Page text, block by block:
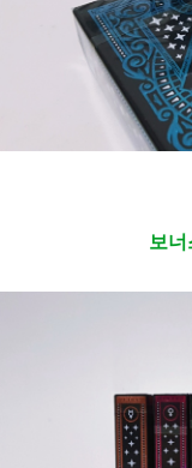
보너